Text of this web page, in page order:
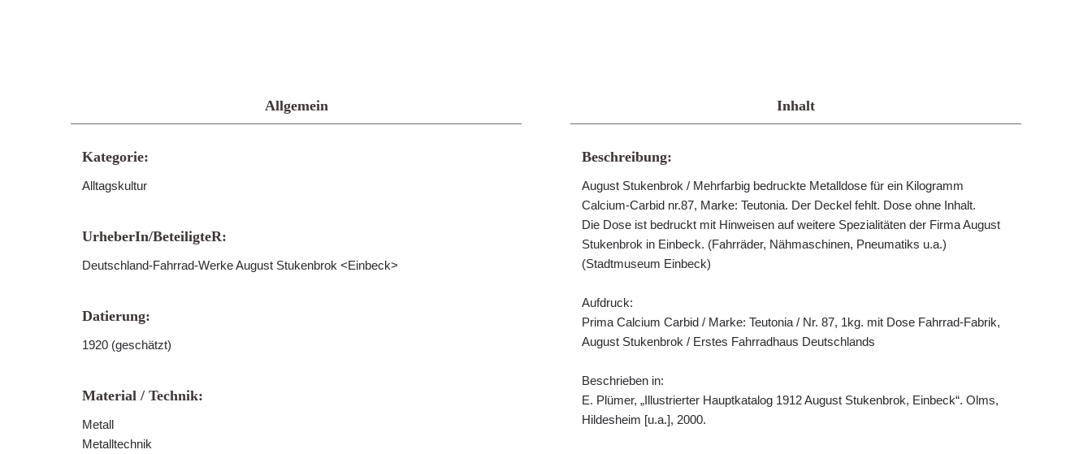
Allgemein
Kategorie:
Alltagskultur
UrheberIn/BeteiligteR:
Deutschland-Fahrrad-Werke August Stukenbrok <Einbeck>
Datierung:
1920 (geschätzt)
Material / Technik:
Metall
Metalltechnik
Inhalt
Beschreibung:
August Stukenbrok / Mehrfarbig bedruckte Metalldose für ein Kilogramm
Calcium-Carbid nr.87, Marke: Teutonia. Der Deckel fehlt. Dose ohne Inhalt.
Die Dose ist bedruckt mit Hinweisen auf weitere Spezialitäten der Firma August
Stukenbrok in Einbeck. (Fahrräder, Nähmaschinen, Pneumatiks u.a.)
(Stadtmuseum Einbeck)
Aufdruck:
Prima Calcium Carbid / Marke: Teutonia / Nr. 87, 1kg. mit Dose Fahrrad-Fabrik,
August Stukenbrok / Erstes Fahrradhaus Deutschlands
Beschrieben in:
E. Plümer, „Illustrierter Hauptkatalog 1912 August Stukenbrok, Einbeck“. Olms,
Hildesheim [u.a.], 2000.